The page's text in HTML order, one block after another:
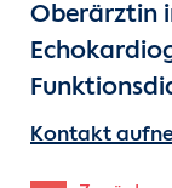
Für
Herzatlas
Oberärztin
Kontakt